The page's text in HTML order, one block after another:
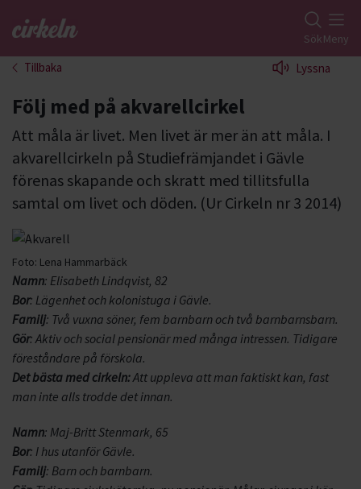
Gå till studiefrämjandets startsida SökMeny
Tillbaka Lyssna
Följ med på akvarellcirkel
Att måla är livet. Men livet är mer än att måla. I
akvarellcirkeln på Studiefrämjandet i Gävle
förenas skapande och skratt med tillitsfulla
samtal om livet och döden. (Ur Cirkeln nr 3 2014)
Foto: Lena Hammarbäck
Namn: Elisabeth Lindqvist, 82
Bor: Lägenhet och kolonistuga i Gävle.
Familj: Två vuxna söner, fem barnbarn och två barnbarnsbarn.
Gör: Aktiv och social pensionär med många intressen. Tidigare
föreståndare på förskola.
Det bästa med cirkeln:Att uppleva att man faktiskt kan, fast
man inte alls trodde det innan.
Namn: Maj-Britt Stenmark, 65
Bor: I hus utanför Gävle.
Familj: Barn och barnbarn.